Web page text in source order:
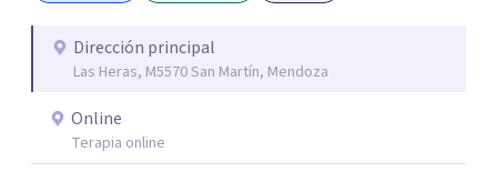
Dirección principal
Las Heras, M5570 San Martín, Mendoza
Online
Terapia online